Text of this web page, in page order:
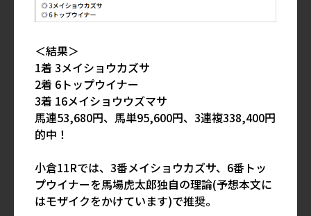
＜結果＞
1着 3メイショウカズサ
2着 6トップウイナー
3着 16メイショウウズマサ
馬連53,680円、馬単95,600円、3連複338,400円
的中！
小倉11Rでは、3番メイショウカズサ、6番トッ
プウイナーを馬場虎太郎独自の理論(予想本文に
はモザイクをかけています)で推奨。